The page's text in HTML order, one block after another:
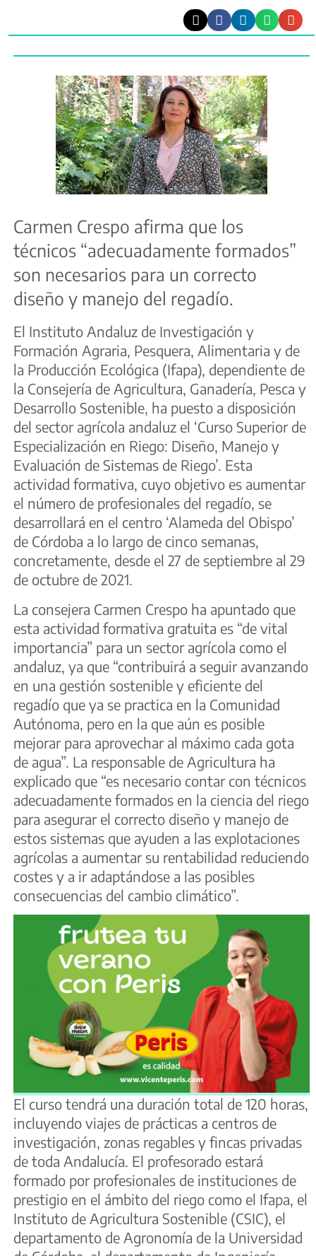
Carmen Crespo afirma que los
técnicos “adecuadamente formados”
son necesarios para un correcto
diseño y manejo del regadío.
El Instituto Andaluz de Investigación y
Formación Agraria, Pesquera, Alimentaria y de
la Producción Ecológica (Ifapa), dependiente de
la Consejería de Agricultura, Ganadería, Pesca y
Desarrollo Sostenible, ha puesto a disposición
del sector agrícola andaluz el ‘Curso Superior de
Especialización en Riego: Diseño, Manejo y
Evaluación de Sistemas de Riego’. Esta
actividad formativa, cuyo objetivo es aumentar
el número de profesionales del regadío, se
desarrollará en el centro ‘Alameda del Obispo’
de Córdoba a lo largo de cinco semanas,
concretamente, desde el 27 de septiembre al 29
de octubre de 2021.
La consejera Carmen Crespo ha apuntado que
esta actividad formativa gratuita es “de vital
importancia” para un sector agrícola como el
andaluz, ya que “contribuirá a seguir avanzando
en una gestión sostenible y eficiente del
regadío que ya se practica en la Comunidad
Autónoma, pero en la que aún es posible
mejorar para aprovechar al máximo cada gota
de agua”. La responsable de Agricultura ha
explicado que “es necesario contar con técnicos
adecuadamente formados en la ciencia del riego
para asegurar el correcto diseño y manejo de
estos sistemas que ayuden a las explotaciones
agrícolas a aumentar su rentabilidad reduciendo
costes y a ir adaptándose a las posibles
consecuencias del cambio climático”.
El curso tendrá una duración total de 120 horas,
incluyendo viajes de prácticas a centros de
investigación, zonas regables y fincas privadas
de toda Andalucía. El profesorado estará
formado por profesionales de instituciones de
prestigio en el ámbito del riego como el Ifapa, el
Instituto de Agricultura Sostenible (CSIC), el
departamento de Agronomía de la Universidad